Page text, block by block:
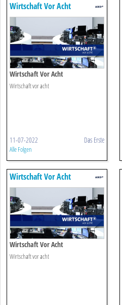
Wirtschaft Vor Acht
Wirtschaft Vor Acht
Wirtschaft vor acht
11-07-2022 Das Erste
Alle Folgen
Wirtschaft Vor Acht
Wirtschaft Vor Acht
Wirtschaft vor acht